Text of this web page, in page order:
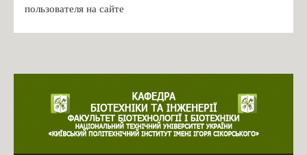
пользователя на сайте